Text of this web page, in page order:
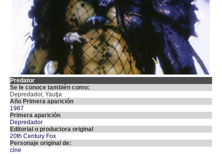
Predator
Se le conoce también como:
Depredador, Yautja
Año Primera aparición
1987
Primera aparición
Depredador
Editorial o productora original
20th Century Fox
Personaje original de:
cine